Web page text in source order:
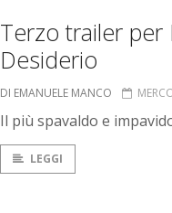
Terzo trailer per
Desiderio
DI EMANUELE MANCO
Il più spavaldo e
LEGGI